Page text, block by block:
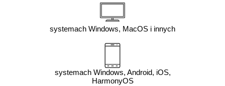
systemach Windows, MacOS i innych
systemach Windows, Android, iOS,
HarmonyOS